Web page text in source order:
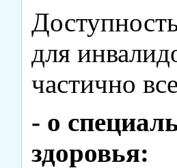
для
частично
- о
здоровья: